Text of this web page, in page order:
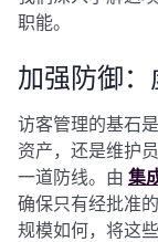
职能。
加强防御
访客管理的基石
资产，还是维护
一道防线。由 集
确保只有经批准
规模如何，将这